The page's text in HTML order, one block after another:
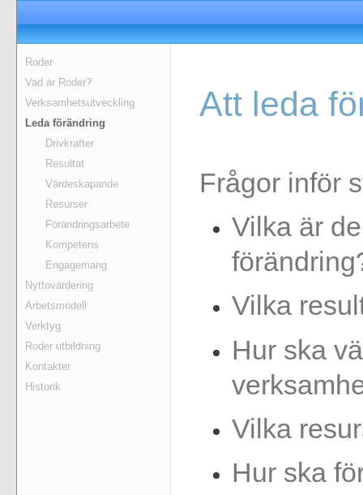
Roder
Vad är Roder?
Verksamhetsutveckling
Leda förändring
Drivkrafter
Resultat
Värdeskapande
Resurser
Förändringsarbete
Kompetens
Engagemang
Nyttovärdering
Arbetsmodell
Verktyg
Roder utbildning
Kontakter
Historik
Att leda
Frågor inför
Vilka är
Vilka
Hur ska
Vilka
Hur ska